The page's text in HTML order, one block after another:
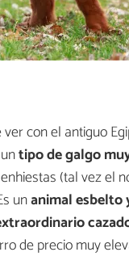
con el antiguo
tipo de galgo
(tal vez el
unanimal esbelto
de precio muy